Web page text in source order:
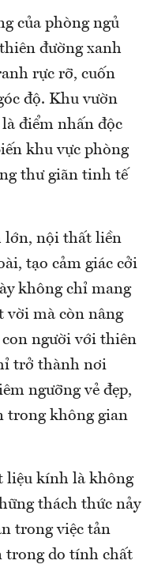
của phòng ngủ
đường xanh
rực rỡ, cuốn
độ. Khu vườn
điểm nhấn độc
khu vực phòng
thư giãn tinh tế
lớn, nội thất liền
tạo cảm giác cởi
không chỉ mang
vời mà còn nâng
người với thiên
trở thành nơi
ngưỡng vẻ đẹp,
trong không gian
liệu kính là không
thách thức nảy
trong việc tản
trong do tính chất